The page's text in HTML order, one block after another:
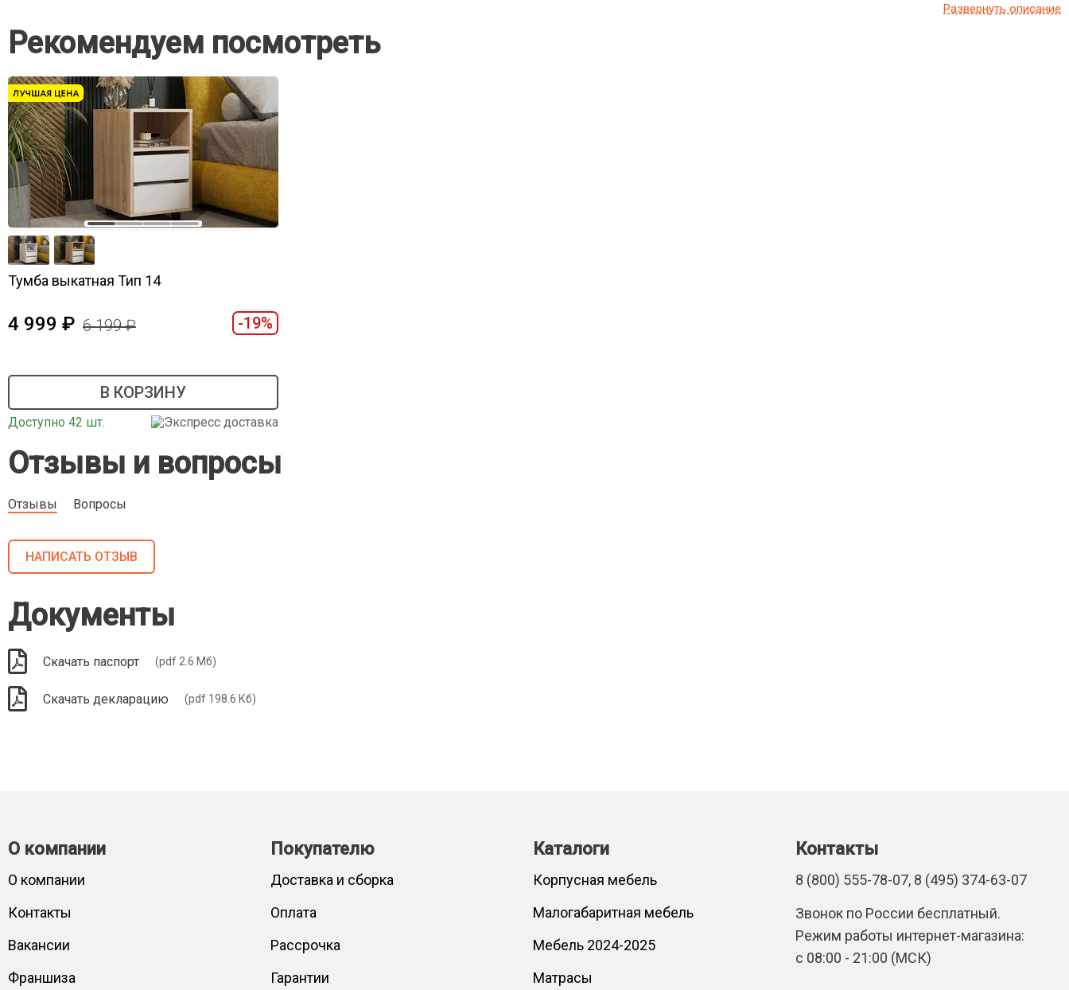
Развернуть описание
Рекомендуем посмотреть
Тумба выкатная Тип 14
4 999 6 199 -19%
В КОРЗИНУ
Доступно 42 шт. Экспресс доставка
Отзывы и вопросы
Отзывы Вопросы
НАПИСАТЬ ОТЗЫВ
Документы
Скачать паспорт (pdf 2.6 Мб)
Скачать декларацию (pdf 198.6 Кб)
О компании
О компании
Контакты
Вакансии
Франшиза
Покупателю
Доставка и сборка
Оплата
Рассрочка
Гарантии
Каталоги
Корпусная мебель
Малогабаритная мебель
Мебель 2024-2025
Матрасы
Контакты
8 (800) 555-78-07, 8 (495) 374-63-07
Звонок по России бесплатный.
Режим работы интернет-магазина:
с 08:00 - 21:00 (МСК)